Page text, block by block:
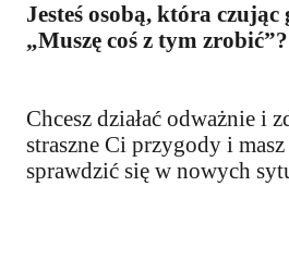
Jesteś osobą, która
„Muszę coś z tym zrobić”?
Chcesz działać odważnie i
straszne Ci przygody i
sprawdzić się w nowych